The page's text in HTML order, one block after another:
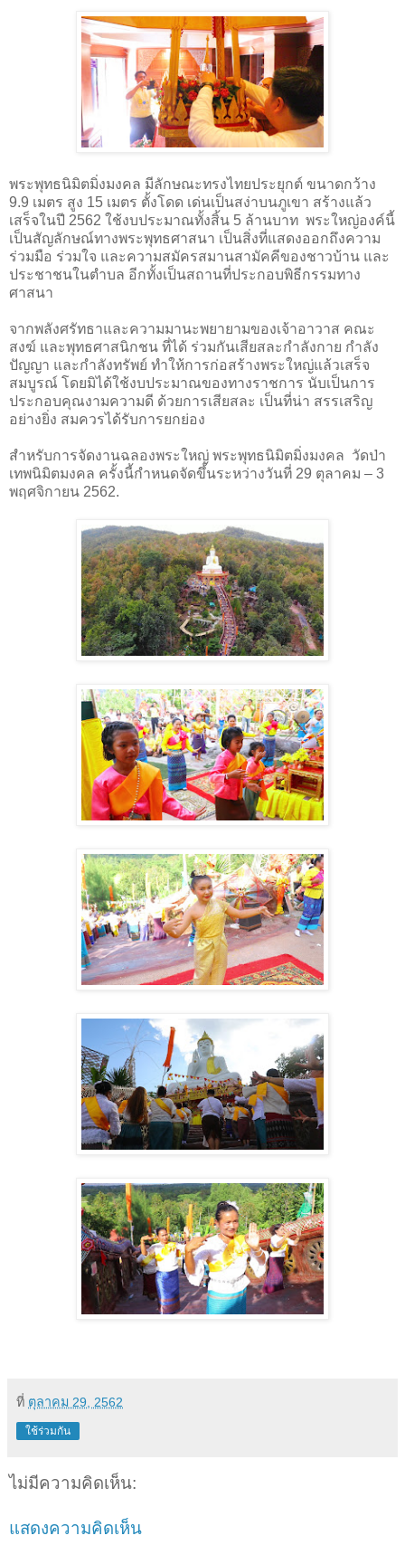
พระพุทธนิมิตมิ่งมงคล มีลักษณะทรงไทยประยุกต์ ขนาดกว้าง
9.9 เมตร สูง 15 เมตร ตั้งโดด เด่นเป็นสง่าบนภูเขา สร้างแล้ว
เสร็จในปี 2562 ใช้งบประมาณทั้งสิ้น 5 ล้านบาท พระใหญ่องค์นี้
เป็นสัญลักษณ์ทางพระพุทธศาสนา เป็นสิ่งที่แสดงออกถึงความ
ร่วมมือ ร่วมใจ และความสมัครสมานสามัคคีของชาวบ้าน และ
ประชาชนในตําบล อีกทั้งเป็นสถานที่ประกอบพิธีกรรมทาง
ศาสนา
จากพลังศรัทธาและความมานะพยายามของเจ้าอาวาส คณะ
สงฆ์ และพุทธศาสนิกชน ที่ได้ ร่วมกันเสียสละกําลังกาย กําลัง
ปัญญา และกําลังทรัพย์ ทําให้การก่อสร้างพระใหญ่แล้วเสร็จ
สมบูรณ์ โดยมิได้ใช้งบประมาณของทางราชการ นับเป็นการ
ประกอบคุณงามความดี ด้วยการเสียสละ เป็นที่น่า สรรเสริญ
อย่างยิ่ง สมควรได้รับการยกย่อง
สำหรับการจัดงานฉลองพระใหญ่ พระพุทธนิมิตมิ่งมงคล วัดป่า
เทพนิมิตมงคล ครั้งนี้กำหนดจัดขึ้นระหว่างวันที่ 29 ตุลาคม – 3
พฤศจิกายน 2562.
ที่ ตุลาคม 29, 2562
ใช้ร่วมกัน
ไม่มีความคิดเห็น:
แสดงความคิดเห็น